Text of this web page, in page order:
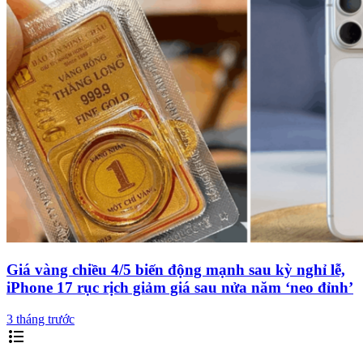
Giá vàng chiều 4/5 biến động mạnh sau kỳ nghỉ lễ,
iPhone 17 rục rịch giảm giá sau nửa năm ‘neo đỉnh’
3 tháng trước
format_list_bulleted